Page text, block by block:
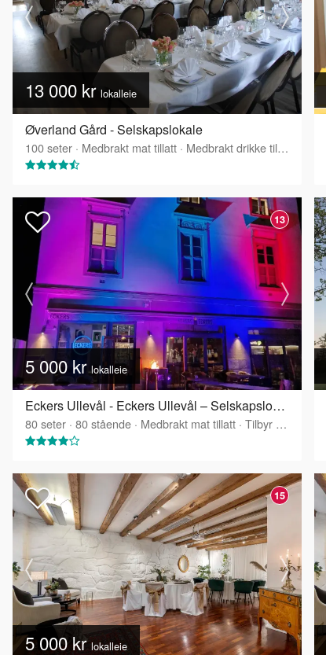
13 000 kr lokalleie
Øverland Gård - Selskapslokale
100seter · Medbrakt mat tillatt · Medbrakt drikke tillatt
13
5 000 krlokalleie
Eckers Ullevål - Eckers Ullevål – Selskapslokale over to etasjer
80seter · 80stående · Medbrakt mat tillatt · Tilbyr servering
15
5 000 kr lokalleie